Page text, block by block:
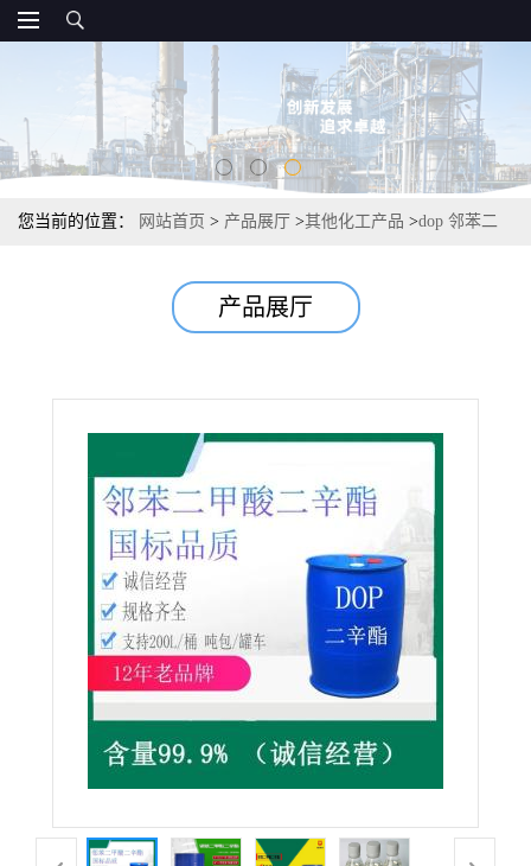
您当前的位置： 网站首页 > 产品展厅 >其他化工产品 >dop 邻苯二
产品展厅